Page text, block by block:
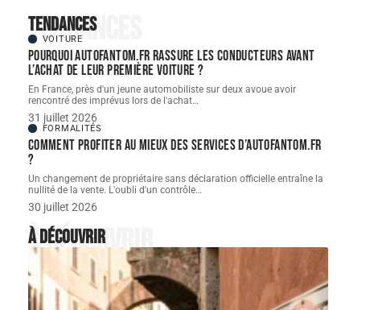
Tendances
Tendances
VOITURE
Pourquoi autofantom.fr rassure les conducteurs avant
l’achat de leur première voiture ?
En France, près d'un jeune automobiliste sur deux avoue avoir
rencontré des imprévus lors de l'achat…
31 juillet 2026
FORMALITÉS
Comment profiter au mieux des services d’autofantom.fr
?
Un changement de propriétaire sans déclaration officielle entraîne la
nullité de la vente. L'oubli d'un contrôle…
30 juillet 2026
À découvrir
À découvrir